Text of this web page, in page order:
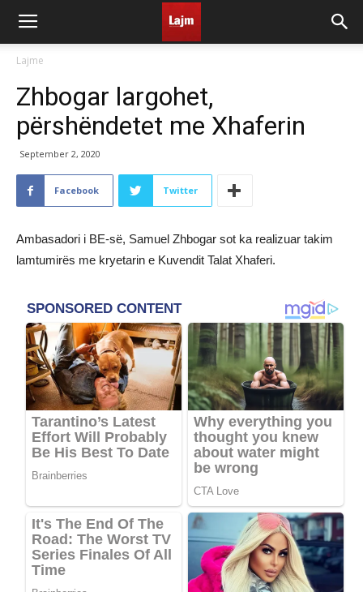
Lajme
Zhbogar largohet,
përshëndetet me Xhaferin
September 2, 2020
Facebook Twitter
Ambasadori i BE-së, Samuel Zhbogar sot ka realizuar takim
lamtumirës me kryetarin e Kuvendit Talat Xhaferi.